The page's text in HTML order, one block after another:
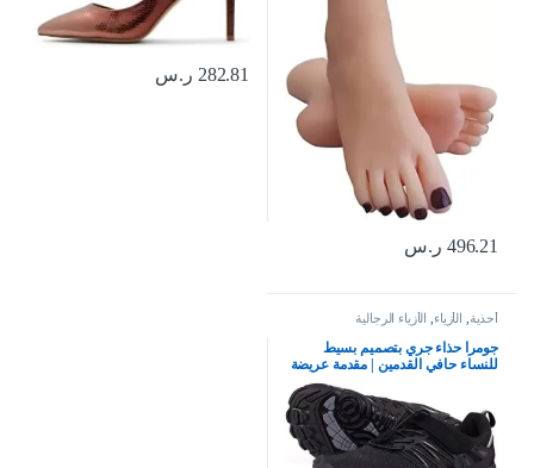
496.21 ر.س
282.81 ر.س
أحذية الأزياء الأزياء الرجالية
جومرا حذاء جري بتصميم بسيط
للنساء حافي القدمين | مقدمة عريضة